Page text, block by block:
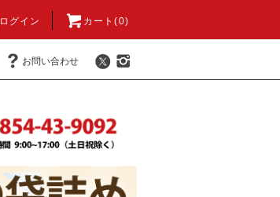
ログイン カート(0)
お問い合わせ